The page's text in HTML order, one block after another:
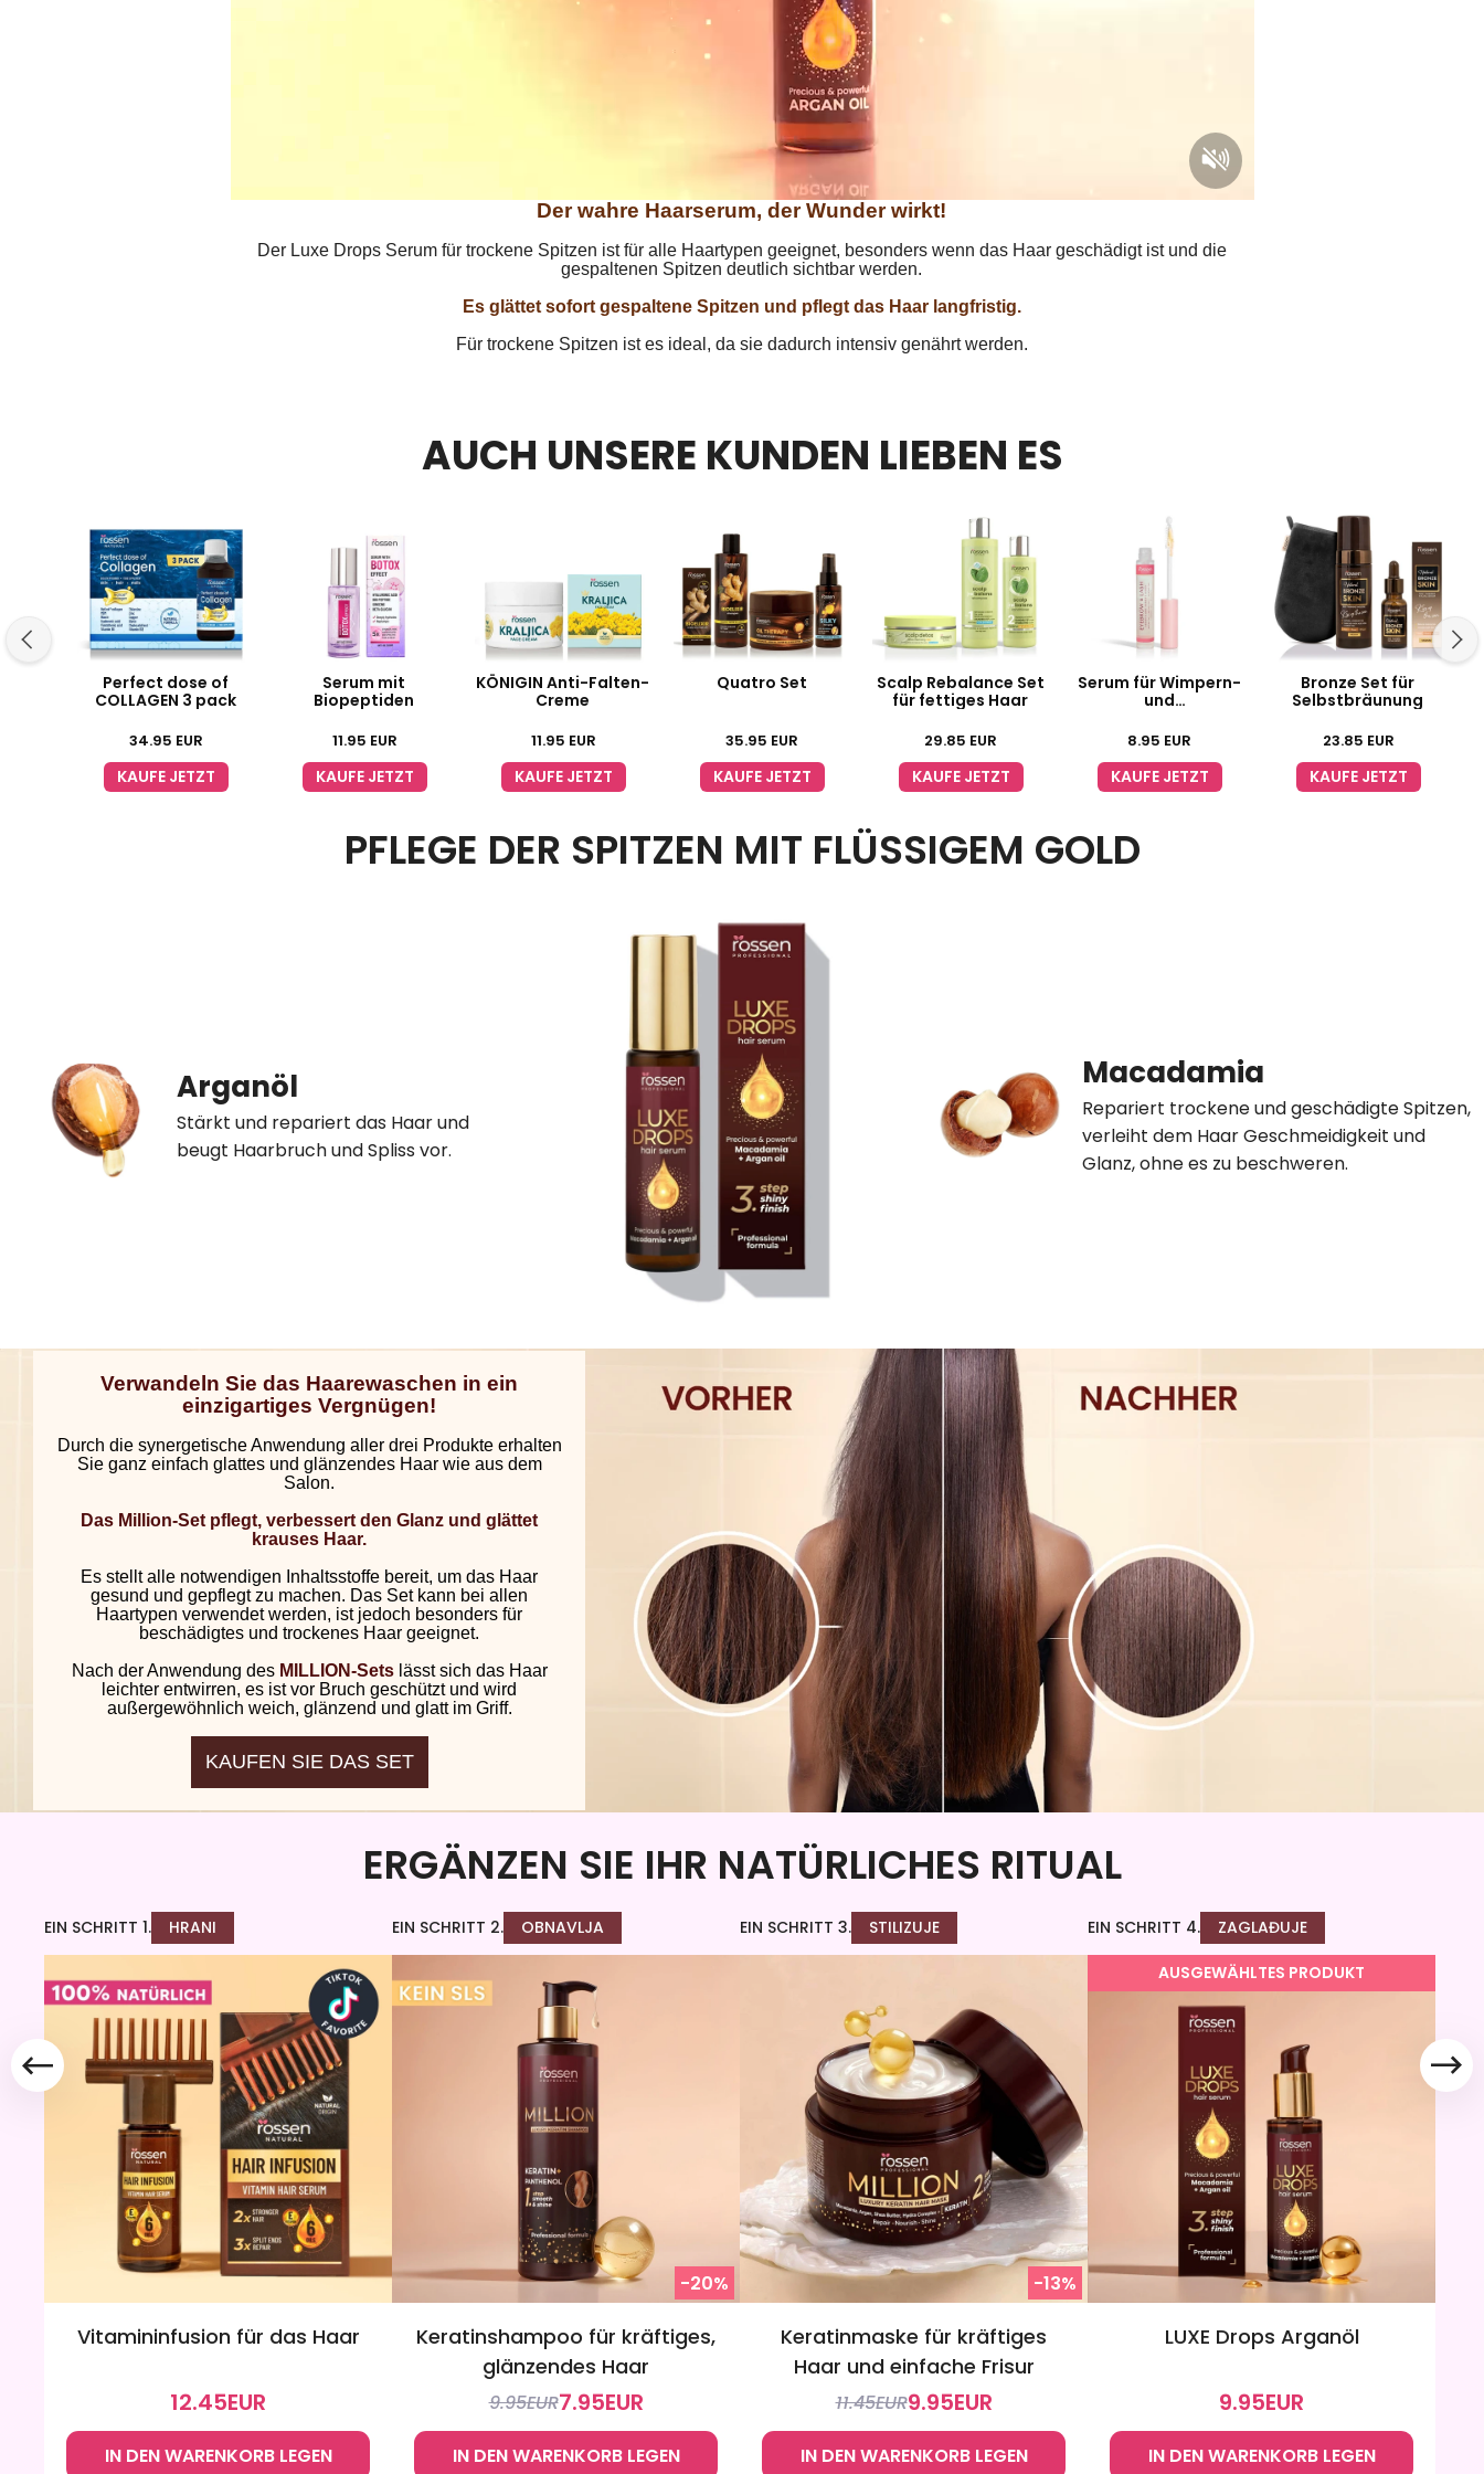
Der wahre Haarserum, der Wunder wirkt!
Der Luxe Drops Serum für trockene Spitzen ist für alle Haartypen geeignet, besonders wenn das Haar geschädigt ist und die
gespaltenen Spitzen deutlich sichtbar werden.
Es glättet sofort gespaltene Spitzen und pflegt das Haar langfristig.
Für trockene Spitzen ist es ideal, da sie dadurch intensiv genährt werden.
AUCH UNSERE KUNDEN LIEBEN ES
Perfect dose of
COLLAGEN 3 pack
34.95 EUR
KAUFE JETZT
Serum mit
Biopeptiden
11.95 EUR
KAUFE JETZT
KÖNIGIN Anti-Falten-
Creme
11.95 EUR
KAUFE JETZT
Quatro Set
35.95 EUR
KAUFE JETZT
Scalp Rebalance Set
für fettiges Haar
29.85 EUR
KAUFE JETZT
Serum für Wimpern-
und
8.95 EUR
KAUFE JETZT
Bronze Set für
Selbstbräunung
23.85 EUR
KAUFE JETZT
PFLEGE DER SPITZEN MIT FLÜSSIGEM GOLD
Arganöl
Stärkt und repariert das Haar und
beugt Haarbruch und Spliss vor.
Macadamia
Repariert trockene und geschädigte Spitzen,
verleiht dem Haar Geschmeidigkeit und
Glanz, ohne es zu beschweren.
Verwandeln Sie das Haarewaschen in ein
einzigartiges Vergnügen!
Durch die synergetische Anwendung aller drei Produkte erhalten
Sie ganz einfach glattes und glänzendes Haar wie aus dem
Salon.
Das Million-Set pflegt, verbessert den Glanz und glättet
krauses Haar.
Es stellt alle notwendigen Inhaltsstoffe bereit, um das Haar
gesund und gepflegt zu machen. Das Set kann bei allen
Haartypen verwendet werden, ist jedoch besonders für
beschädigtes und trockenes Haar geeignet.
Nach der Anwendung des MILLION-Sets lässt sich das Haar
leichter entwirren, es ist vor Bruch geschützt und wird
außergewöhnlich weich, glänzend und glatt im Griff.
KAUFEN SIE DAS SET
ERGÄNZEN SIE IHR NATÜRLICHES RITUAL
EIN SCHRITT 1. HRANI
Vitamininfusion für das Haar
12.45EUR
IN DEN WARENKORB LEGEN
EIN SCHRITT 2. OBNAVLJA
-20%
Keratinshampoo für kräftiges,
glänzendes Haar
9.95EUR7.95EUR
IN DEN WARENKORB LEGEN
EIN SCHRITT 3. STILIZUJE
-13%
Keratinmaske für kräftiges
Haar und einfache Frisur
11.45EUR9.95EUR
IN DEN WARENKORB LEGEN
EIN SCHRITT 4. ZAGLAĐUJE
AUSGEWÄHLTES PRODUKT
LUXE Drops Arganöl
9.95EUR
IN DEN WARENKORB LEGEN